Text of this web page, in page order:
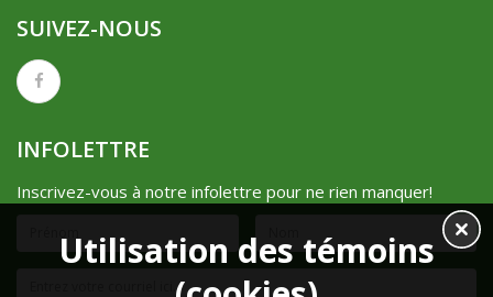
SUIVEZ-NOUS
INFOLETTRE
Inscrivez-vous à notre infolettre pour ne rien manquer!
Utilisation des témoins